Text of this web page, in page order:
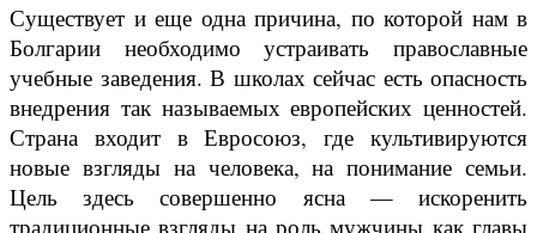
Существует и еще одна причина, по которой нам в
Болгарии необходимо устраивать православные
учебные заведения. В школах сейчас есть опасность
внедрения так называемых европейских ценностей.
Страна входит в Евросоюз, где культивируются
новые взгляды на человека, на понимание семьи.
Цель здесь совершенно ясна — искоренить
традиционные взгляды на роль мужчины как главы